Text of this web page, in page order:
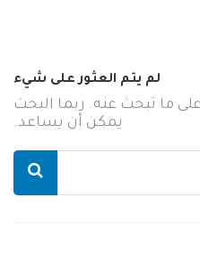
لم يتم العثور على شيء
على ما تبحث عنه. ربما البحث
يمكن أن يساعد.